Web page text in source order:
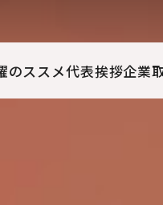
のススメ代表挨拶企業